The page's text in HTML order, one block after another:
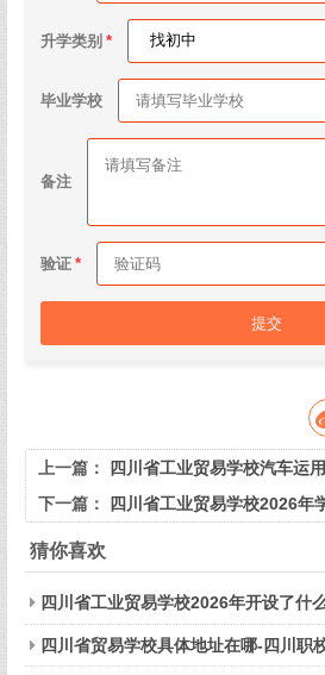
升学类别
毕业学校
备注
验证
提交
上一篇：
四川省工业贸易学校汽车运
下一篇：
四川省工业贸易学校2026年
猜你喜欢
四川省工业贸易学校2026年开设了什
四川省贸易学校具体地址在哪-四川职